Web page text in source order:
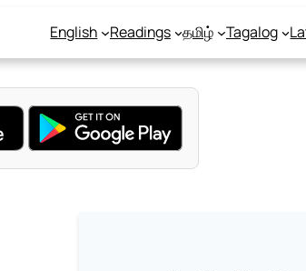
English Readings தமிழ் Tagalog